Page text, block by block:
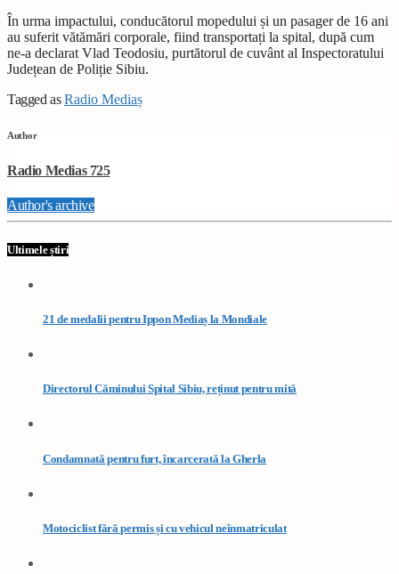
În urma impactului, conducătorul mopedului și un pasager de 16 ani
au suferit vătămări corporale, fiind transportați la spital, după cum
ne-a declarat Vlad Teodosiu, purtătorul de cuvânt al Inspectoratului
Județean de Poliție Sibiu.
Tagged asRadio Mediaș
Author
Radio Medias 725
Author's archive
Ultimele știri
21 de medalii pentru Ippon Mediaș la Mondiale
Directorul Căminului Spital Sibiu, reținut pentru mită
Condamnată pentru furt, încarcerată la Gherla
Motociclist fără permis și cu vehicul neînmatriculat